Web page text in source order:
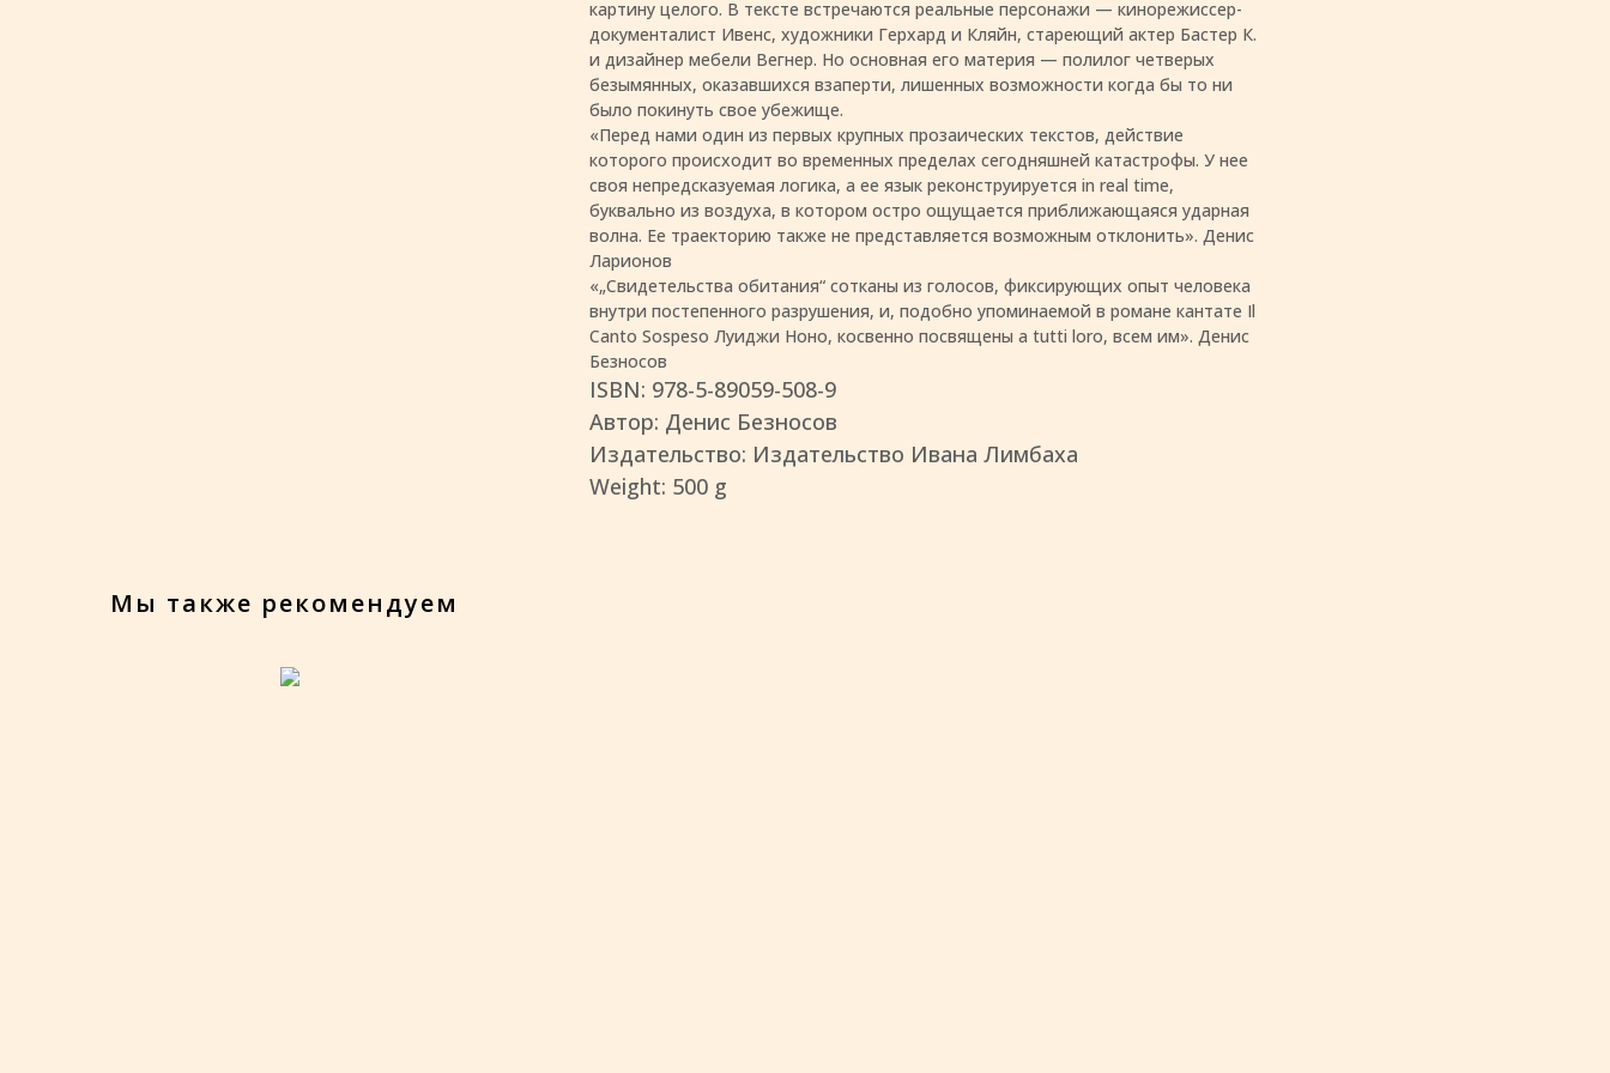
картину целого. В тексте встречаются реальные персонажи — кинорежиссер-
документалист Ивенс, художники Герхард и Кляйн, стареющий актер Бастер К.
и дизайнер мебели Вегнер. Но основная его материя — полилог четверых
безымянных, оказавшихся взаперти, лишенных возможности когда бы то ни
было покинуть свое убежище.
«Перед нами один из первых крупных прозаических текстов, действие
которого происходит во временных пределах сегодняшней катастрофы. У нее
своя непредсказуемая логика, а ее язык реконструируется in real time,
буквально из воздуха, в котором остро ощущается приближающаяся ударная
волна. Ее траекторию также не представляется возможным отклонить». Денис
Ларионов
«„Свидетельства обитания“ сотканы из голосов, фиксирующих опыт человека
внутри постепенного разрушения, и, подобно упоминаемой в романе кантате Il
Canto Sospeso Луиджи Ноно, косвенно посвящены a tutti loro, всем им». Денис
Безносов
ISBN: 978-5-89059-508-9
Автор: Денис Безносов
Издательство: Издательство Ивана Лимбаха
Weight: 500 g
Мы также рекомендуем